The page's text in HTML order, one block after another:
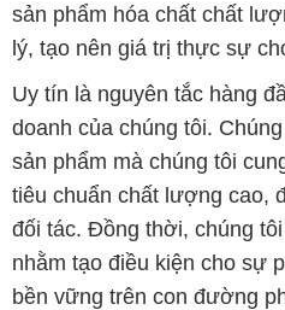
sản phẩm hóa chất chất
lý, tạo nên giá trị thực sự
Uy tín là nguyên tắc hàng
doanh của chúng tôi.
sản phẩm mà chúng tôi
tiêu chuẩn chất lượng cao,
đối tác. Đồng thời, chúng
nhằm tạo điều kiện cho sự
bền vững trên con đường